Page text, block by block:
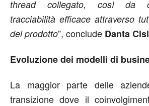
thread collegato, così da
tracciabilità efficace attraverso
del prodotto”, conclude Danta
Evoluzione dei modelli di
La maggior parte delle
transizione dove il